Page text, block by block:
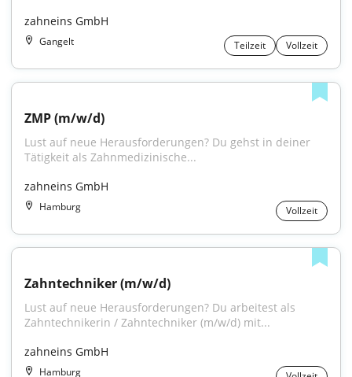
zahneins GmbH
Gangelt Teilzeit Vollzeit
ZMP (m/w/d)
Lust auf neue Herausforderungen? Du gehst in deiner
Tätigkeit als Zahnmedizinische...
zahneins GmbH
Hamburg Vollzeit
Zahntechniker (m/w/d)
Lust auf neue Herausforderungen? Du arbeitest als
Zahntechnikerin / Zahntechniker (m/w/d) mit...
zahneins GmbH
Hamburg